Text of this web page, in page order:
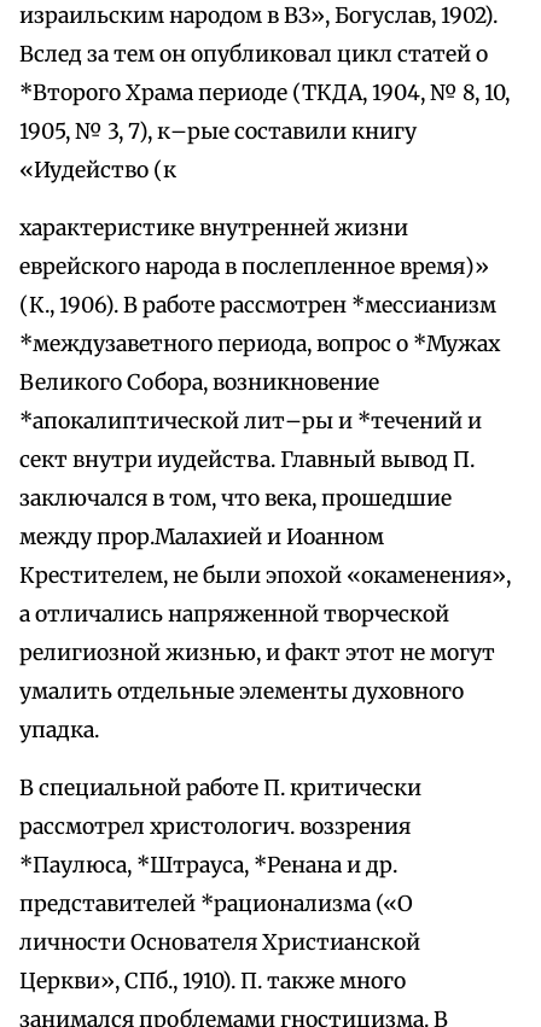
израильским народом в ВЗ», Богуслав, 1902).
Вслед за тем он опубликовал цикл статей о
*Второго Храма периоде (ТКДА, 1904, № 8, 10,
1905, № 3, 7), к–рые составили книгу
«Иудейство (к
характеристике внутренней жизни
еврейского народа в послепленное время)»
(К., 1906). В работе рассмотрен *мессианизм
*междузаветного периода, вопрос о *Мужах
Великого Собора, возникновение
*апокалиптической лит–ры и *течений и
сект внутри иудейства. Главный вывод П.
заключался в том, что века, прошедшие
между прор.Малахией и Иоанном
Крестителем, не были эпохой «окаменения»,
а отличались напряженной творческой
религиозной жизнью, и факт этот не могут
умалить отдельные элементы духовного
упадка.
В специальной работе П. критически
рассмотрел христологич. воззрения
*Паулюса, *Штрауса, *Ренана и др.
представителей *рационализма («О
личности Основателя Христианской
Церкви», СПб., 1910). П. также много
занимался проблемами гностицизма. В